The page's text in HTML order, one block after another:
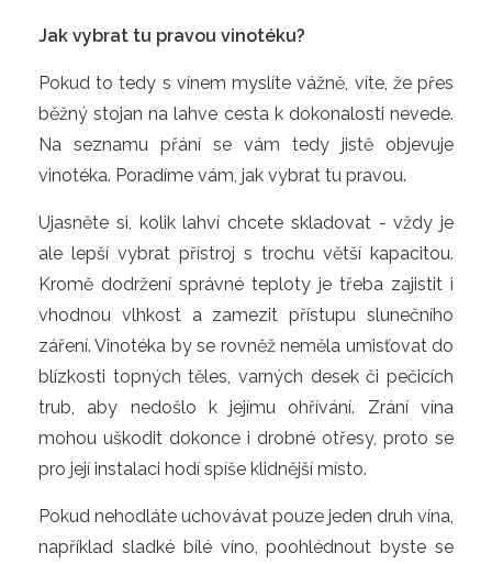
Jak vybrat tu pravou vinotéku?
Pokud to tedy s vínem myslíte vážně, víte, že přes
běžný stojan na lahve cesta k dokonalosti nevede.
Na seznamu přání se vám tedy jistě objevuje
vinotéka. Poradíme vám, jak vybrat tu pravou.
Ujasněte si, kolik lahví chcete skladovat - vždy je
ale lepší vybrat přístroj s trochu větší kapacitou.
Kromě dodržení správné teploty je třeba zajistit i
vhodnou vlhkost a zamezit přístupu slunečního
záření. Vinotéka by se rovněž neměla umisťovat do
blízkosti topných těles, varných desek či pečicích
trub, aby nedošlo k jejímu ohřívání. Zrání vína
mohou uškodit dokonce i drobné otřesy, proto se
pro její instalaci hodí spíše klidnější místo.
Pokud nehodláte uchovávat pouze jeden druh vína,
například sladké bílé víno, poohlédnout byste se